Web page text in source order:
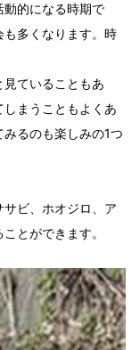
的になる時期で
多くなります。時
ていることもあ
まうこともよくあ
るのも楽しみの1つ
ビ、ホオジロ、ア
とができます。